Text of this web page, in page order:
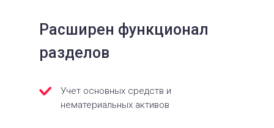
Учет основных средств и
нематериальных активов
Расширен функционал
разделов